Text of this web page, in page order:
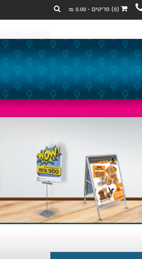
(0) פריטים - 0.00 ₪